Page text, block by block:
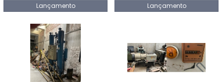
Lançamento Lançamento